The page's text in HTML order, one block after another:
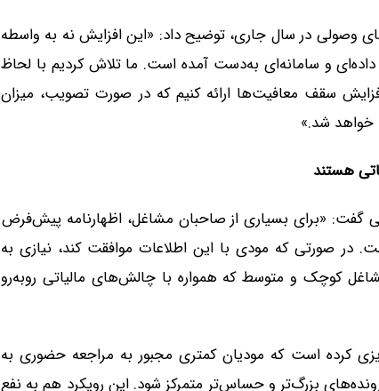
وصولی در سال جاری، توضیح داد: «این افزایش نه به واسطه
داده‌ای و سامانه‌ای به‌دست آمده است. ما تلاش کردیم با لحاظ
سقف معافیت‌ها ارائه کنیم که در صورت تصویب، میزان
خواهد شد.»
هستند
گفت: «برای بسیاری از صاحبان مشاغل، اظهارنامه پیش‌فرض
در صورتی که مودی با این اطلاعات موافقت کند، نیازی به
کوچک و متوسط که همواره با چالش‌های مالیاتی روبه‌رو
کرده است که مودیان کمتری مجبور به مراجعه حضوری به
بزرگ‌تر و حساس‌تر متمرکز شود. این رویکرد هم به نفع